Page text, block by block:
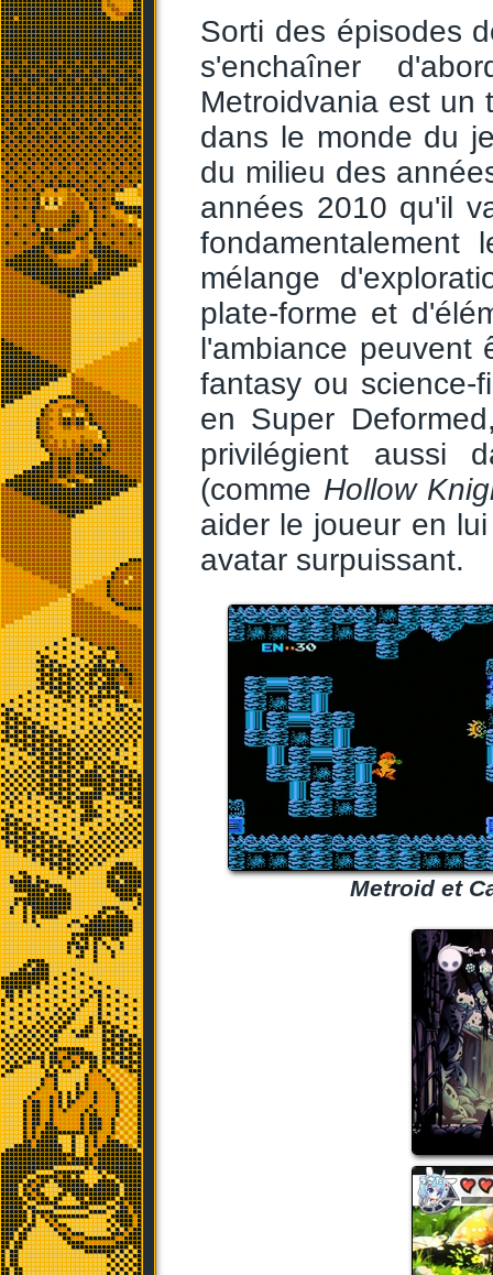
Sorti des épisodes
s'enchaîner
Metroidvania est un
dans le monde du
du milieu des
années 2010 qu'il
mélange
plate-forme et
l'ambiance peuvent
fantasy ou science-
en Super
privilégient aussi
(comme Hollow
aider le joueur en
avatar surpuissant.
Metroid et